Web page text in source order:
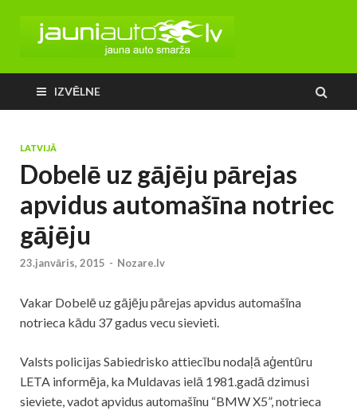
IZVĒLNE
LATVIJĀ
Dobelē uz gājēju pārejas
apvidus automašīna notriec
gājēju
23.janvāris, 2015 - Nozare.lv
Vakar Dobelē uz gājēju pārejas apvidus automašīna
notrieca kādu 37 gadus vecu sievieti.
Valsts policijas Sabiedrisko attiecību nodaļā aģentūru
LETA informēja, ka Muldavas ielā 1981.gadā dzimusi
sieviete, vadot apvidus automašīnu “BMW X5”, notrieca